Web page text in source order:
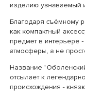
изделию узнаваемый
Благодаря съёмному
как компактный
предмет в интерьере -
атмосферы, а не
Название
отсылает к
происхождения -